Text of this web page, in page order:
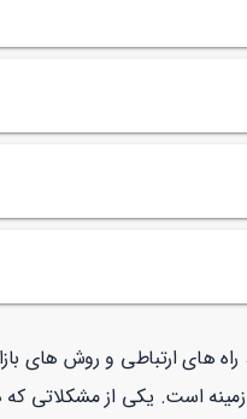
راه های ارتباطی و روش
زمینه است. یکی از مشکلاتی